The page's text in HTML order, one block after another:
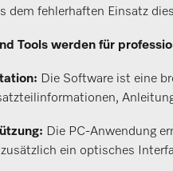
dem fehlerhaften Einsatz
Tools werden für
Die Software ist eine
Die PC-Anwendung
ein optisches